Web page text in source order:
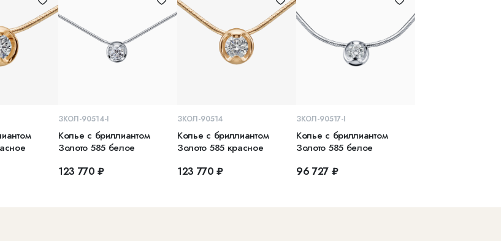
В КОРЗИНУ
ЗКОЛ-90514-I
Колье с бриллиантом
Золото 585 белое
123 770 ₽
В КОРЗИНУ
ЗКОЛ-90514
Колье с бриллиантом
Золото 585 красное
123 770 ₽
В КОРЗИНУ
ЗКОЛ-90517-I
Колье с бриллиантом
Золото 585 белое
96 727 ₽